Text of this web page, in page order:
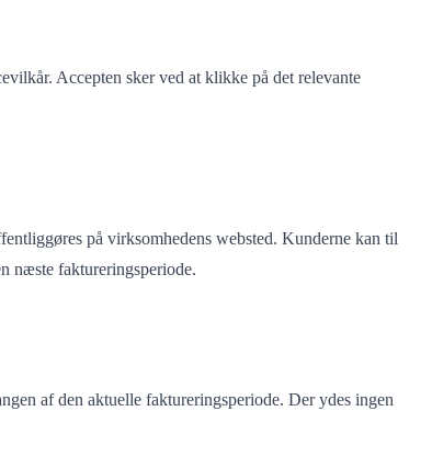
Accepten sker ved at klikke på det relevante
på virksomhedens websted. Kunderne kan til
næste faktureringsperiode.
af den aktuelle faktureringsperiode. Der ydes ingen